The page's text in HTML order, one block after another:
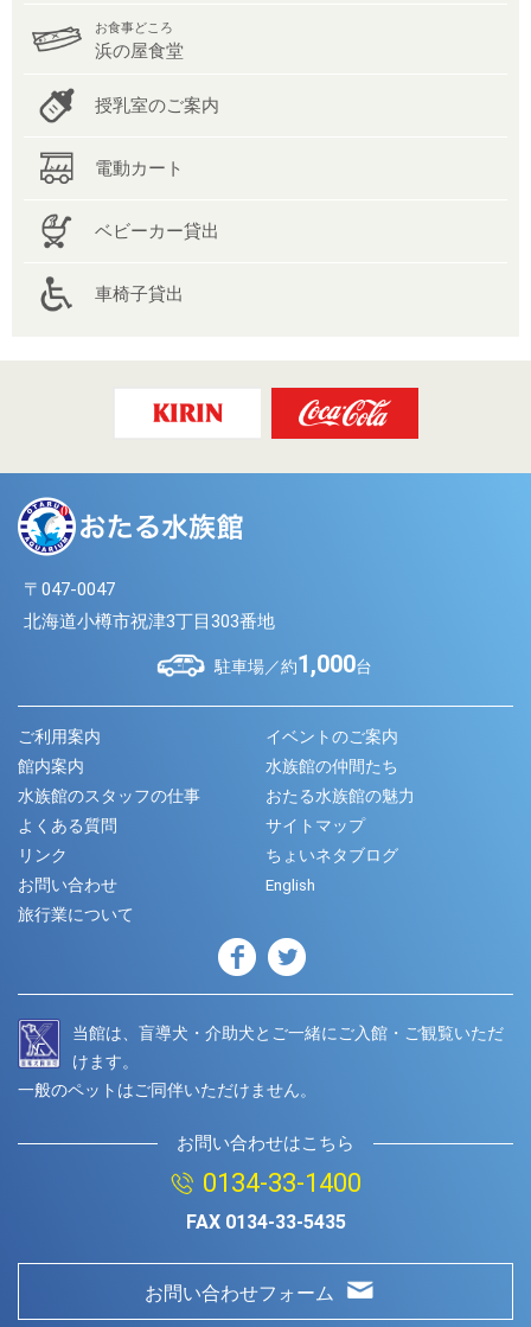
お食事どころ
浜の屋食堂
授乳室のご案内
電動カート
ベビーカー貸出
車椅子貸出
〒047-0047
北海道小樽市祝津3丁目303番地
駐車場／約1,000台
ご利用案内
イベントのご案内
館内案内
水族館の仲間たち
水族館のスタッフの仕事
おたる水族館の魅力
よくある質問
サイトマップ
リンク
ちょいネタブログ
お問い合わせ
English
旅行業について
当館は、盲導犬・介助犬とご一緒にご入館・ご観覧いただ
けます。
一般のペットはご同伴いただけません。
お問い合わせはこちら
0134-33-1400
FAX 0134-33-5435
お問い合わせフォーム